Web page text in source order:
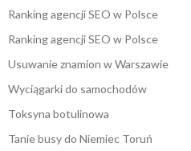
Ranking agencji SEO w Polsce
Ranking agencji SEO w Polsce
Usuwanie znamion w Warszawie
Wyciągarki do samochodów
Toksyna botulinowa
Tanie busy do Niemiec Toruń